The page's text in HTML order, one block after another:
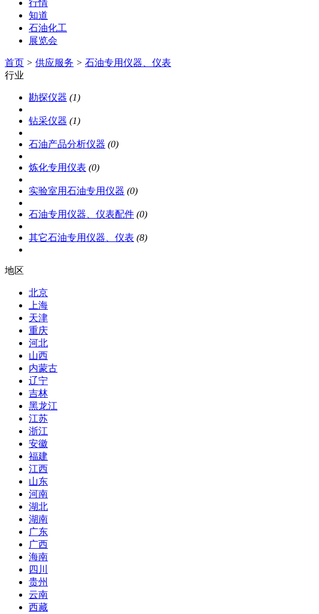
行情
知道
石油化工
展览会
首页 > 供应服务 > 石油专用仪器、仪表
行业
勘探仪器 (1)
钻采仪器 (1)
石油产品分析仪器 (0)
炼化专用仪表 (0)
实验室用石油专用仪器 (0)
石油专用仪器、仪表配件 (0)
其它石油专用仪器、仪表 (8)
地区
北京
上海
天津
重庆
河北
山西
内蒙古
辽宁
吉林
黑龙江
江苏
浙江
安徽
福建
江西
山东
河南
湖北
湖南
广东
广西
海南
四川
贵州
云南
西藏